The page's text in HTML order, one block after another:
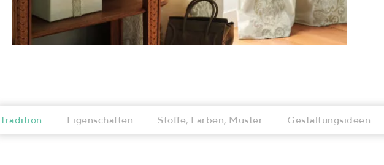
Tradition Eigenschaften Stoffe, Farben, Muster Gestaltungsideen